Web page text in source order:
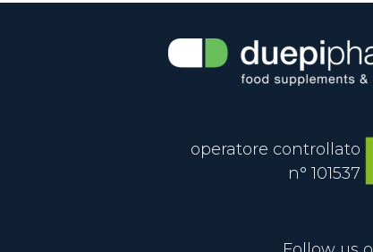
operatore controllato
n° 101537